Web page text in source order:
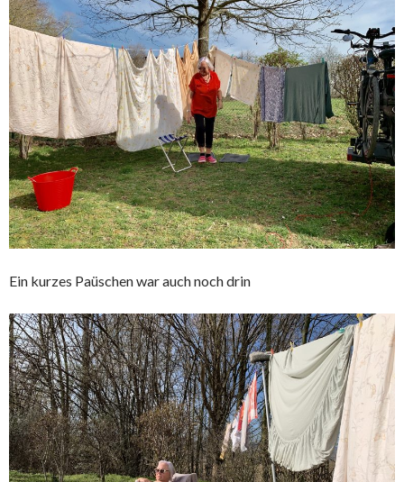
Ein kurzes Paüschen war auch noch drin